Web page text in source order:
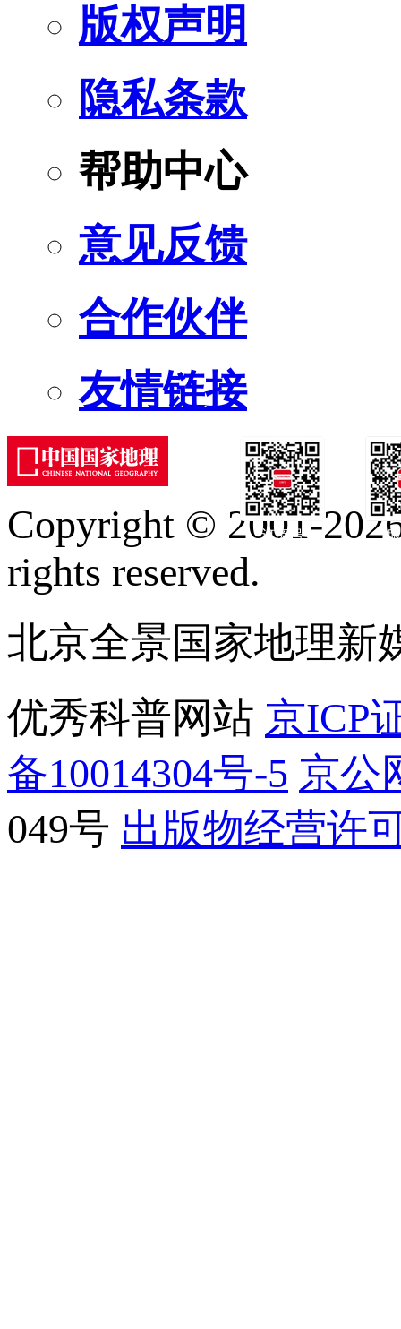
版权声明
隐私条款
帮助中心
意见反馈
合作伙伴
友情链接
订阅号
Copyright © 2001-
rights reserved.
北京全景国家地理新
优秀科普网站 京ICP
备10014304号-5 京公
049号 出版物经营许